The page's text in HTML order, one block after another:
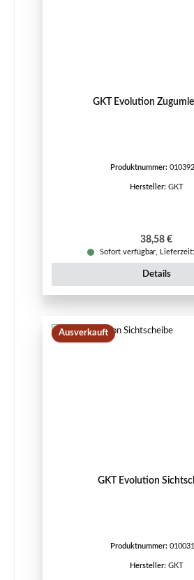
GKT Evolution
Produktnummer:
Hersteller: GKT
Regulärer
38,58 €
Sofort verfügbar,
Details
Ausverkauft
GKT Evolution
Produktnummer:
Hersteller: GKT